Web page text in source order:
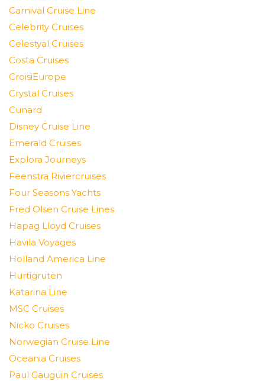
Carnival Cruise Line
Celebrity Cruises
Celestyal Cruises
Costa Cruises
CroisiEurope
Crystal Cruises
Cunard
Disney Cruise Line
Emerald Cruises
Explora Journeys
Feenstra Riviercruises
Four Seasons Yachts
Fred Olsen Cruise Lines
Hapag Lloyd Cruises
Havila Voyages
Holland America Line
Hurtigruten
Katarina Line
MSC Cruises
Nicko Cruises
Norwegian Cruise Line
Oceania Cruises
Paul Gauguin Cruises